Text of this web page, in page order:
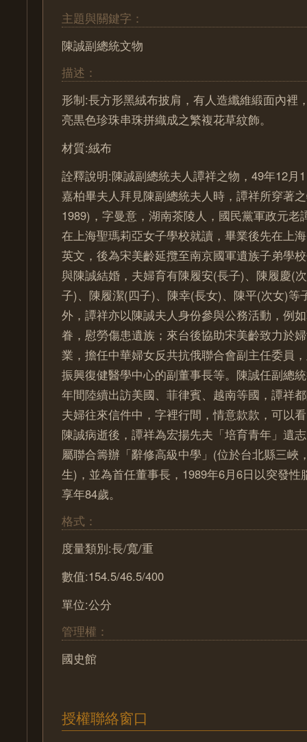
主題與關鍵字：
陳誠副總統文物
描述：
形制:長方形黑絨布披肩，有人造纖維緞面內裡
亮黒色珍珠串珠拼織成之繁複花草紋飾。
材質:絨布
詮釋說明:陳誠副總統夫人譚祥之物，49年12月
嘉柏畢夫人拜見陳副總統夫人時，譚祥所穿著
1989)，字曼意，湖南茶陵人，國民黨軍政元老
在上海聖瑪莉亞女子學校就讀，畢業後先在上
英文，後為宋美齡延攬至南京國軍遺族子弟學
與陳誠結婚，夫婦育有陳履安(長子)、陳履慶(
子)、陳履潔(四子)、陳幸(長女)、陳平(次女)等
外，譚祥亦以陳誠夫人身份參與公務活動，例
眷，慰勞傷患遺族；來台後協助宋美齡致力於
業，擔任中華婦女反共抗俄聯合會副主任委員
振興復健醫學中心的副董事長等。陳誠任副總
年間陸續出訪美國、菲律賓、越南等國，譚祥
夫婦往來信件中，字裡行間，情意款款，可以
陳誠病逝後，譚祥為宏揚先夫「培育青年」遺
屬聯合籌辦「辭修高級中學」(位於台北縣三峽
生)，並為首任董事長，1989年6月6日以突發性
享年84歲。
格式：
度量類別:長/寬/重
數值:154.5/46.5/400
單位:公分
管理權：
國史館
授權聯絡窗口